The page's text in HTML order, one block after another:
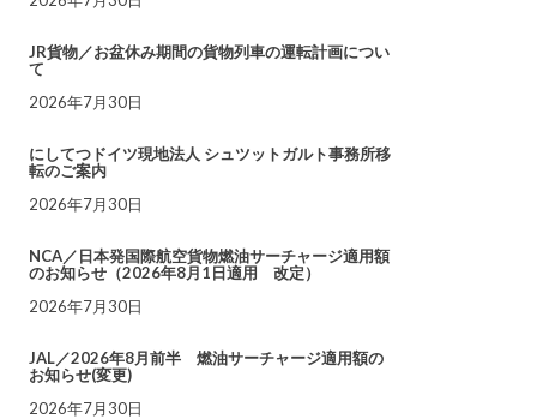
JR貨物／お盆休み期間の貨物列車の運転計画につい
て
2026年7月30日
にしてつドイツ現地法人 シュツットガルト事務所移
転のご案内
2026年7月30日
NCA／日本発国際航空貨物燃油サーチャージ適用額
のお知らせ（2026年8月1日適用 改定）
2026年7月30日
JAL／2026年8月前半 燃油サーチャージ適用額の
お知らせ(変更)
2026年7月30日